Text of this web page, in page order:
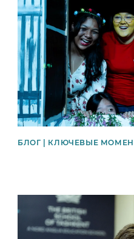
БЛОГ | КЛЮЧЕВЫЕ
News image